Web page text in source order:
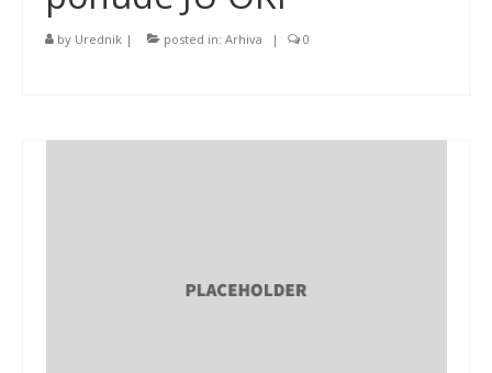
by Urednik | posted in: Arhiva | 0